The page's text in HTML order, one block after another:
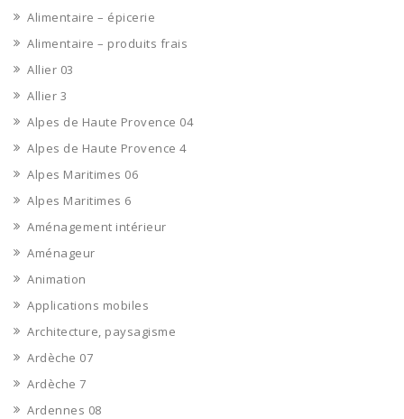
Alimentaire – épicerie
Alimentaire – produits frais
Allier 03
Allier 3
Alpes de Haute Provence 04
Alpes de Haute Provence 4
Alpes Maritimes 06
Alpes Maritimes 6
Aménagement intérieur
Aménageur
Animation
Applications mobiles
Architecture, paysagisme
Ardèche 07
Ardèche 7
Ardennes 08